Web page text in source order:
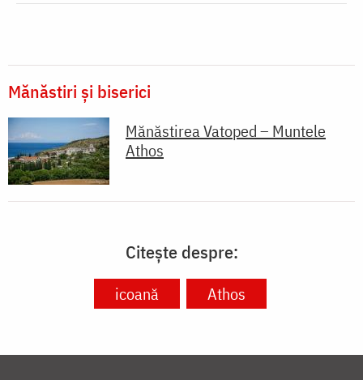
Mănăstiri și biserici
Mănăstirea Vatoped – Muntele
Athos
Citește despre:
icoană Athos